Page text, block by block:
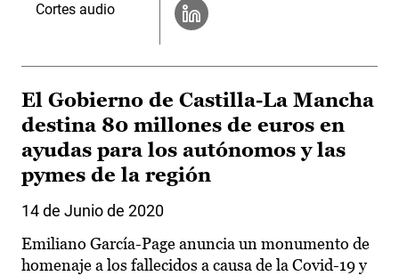
Cortes audio
El Gobierno de Castilla-La Mancha
destina 80 millones de euros en
ayudas para los autónomos y las
pymes de la región
14 de Junio de 2020
Emiliano García-Page anuncia un monumento de
homenaje a los fallecidos a causa de la Covid-19 y